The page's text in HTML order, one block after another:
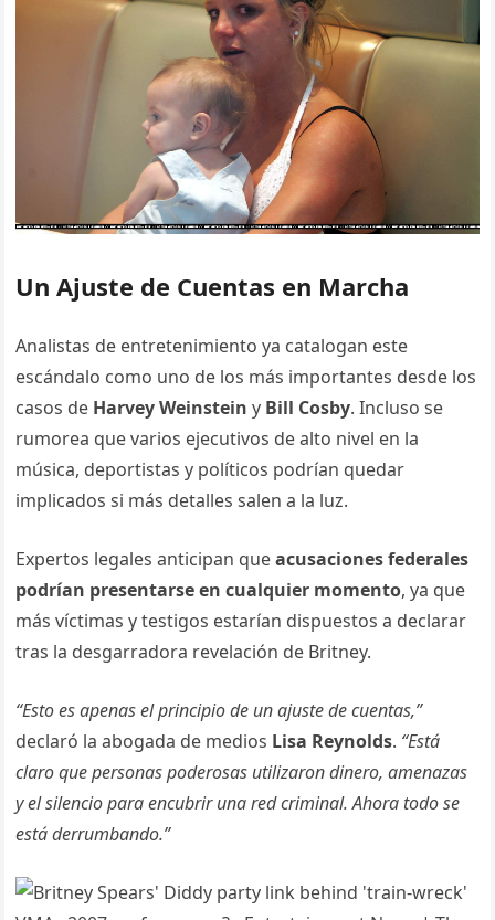
Un Ajuste de Cuentas en Marcha
Analistas de entretenimiento ya catalogan este
escándalo como uno de los más importantes desde los
casos de Harvey Weinstein y Bill Cosby. Incluso se
rumorea que varios ejecutivos de alto nivel en la
música, deportistas y políticos podrían quedar
implicados si más detalles salen a la luz.
Expertos legales anticipan queacusaciones federales
podrían presentarse en cualquier momento, ya que
más víctimas y testigos estarían dispuestos a declarar
tras la desgarradora revelación de Britney.
“Esto es apenas el principio de un ajuste de cuentas,”
declaró la abogada de medios Lisa Reynolds. “Está
claro que personas poderosas utilizaron dinero, amenazas
y el silencio para encubrir una red criminal. Ahora todo se
está derrumbando.”